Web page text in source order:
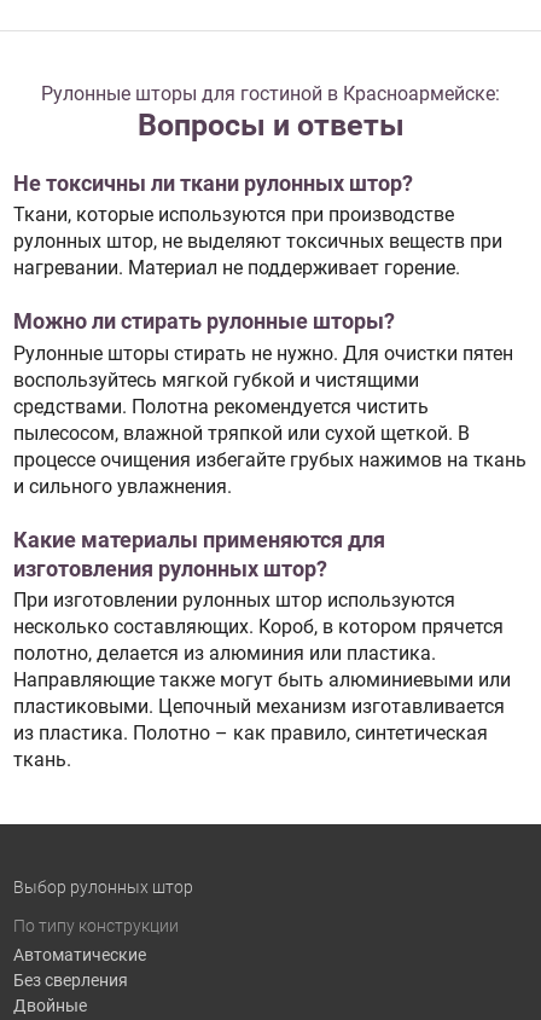
Рулонные шторы для гостиной в Красноармейске:
Вопросы и ответы
Не токсичны ли ткани рулонных штор?
Ткани, которые используются при производстве
рулонных штор, не выделяют токсичных веществ при
нагревании. Материал не поддерживает горение.
Можно ли стирать рулонные шторы?
Рулонные шторы стирать не нужно. Для очистки пятен
воспользуйтесь мягкой губкой и чистящими
средствами. Полотна рекомендуется чистить
пылесосом, влажной тряпкой или сухой щеткой. В
процессе очищения избегайте грубых нажимов на ткань
и сильного увлажнения.
Какие материалы применяются для
изготовления рулонных штор?
При изготовлении рулонных штор используются
несколько составляющих. Короб, в котором прячется
полотно, делается из алюминия или пластика.
Направляющие также могут быть алюминиевыми или
пластиковыми. Цепочный механизм изготавливается
из пластика. Полотно – как правило, синтетическая
ткань.
Выбор рулонных штор
По типу конструкции
Автоматические
Без сверления
Двойные